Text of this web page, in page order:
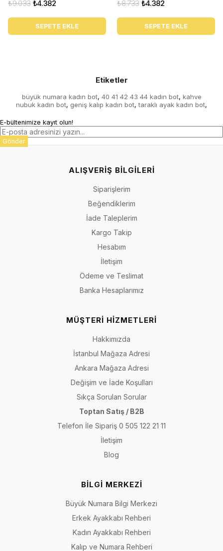
₺4.382
₺9.033
SEPETE EKLE
₺4.382
₺8.733
SEPETE EKLE
Etiketler
büyük numara kadın bot, 40 41 42 43 44 kadın bot, kahve
nubuk kadın bot, geniş kalıp kadın bot, taraklı ayak kadın bot,
E-bültenimize kayıt olun!
Gönder
ALIŞVERİŞ BİLGİLERİ
Siparişlerim
Beğendiklerim
İade Taleplerim
Kargo Takip
Hesabım
İletişim
Ödeme ve Teslimat
Banka Hesaplarımız
MÜŞTERİ HİZMETLERİ
Hakkımızda
İstanbul Mağaza Adresi
Ankara Mağaza Adresi
Değişim ve İade Koşulları
Sıkça Sorulan Sorular
Toptan Satış / B2B
Telefon İle Sipariş 0 505 122 21 11
İletişim
Blog
BİLGİ MERKEZİ
Büyük Numara Bilgi Merkezi
Erkek Ayakkabı Rehberi
Kadın Ayakkabı Rehberi
Kalıp ve Numara Rehberi